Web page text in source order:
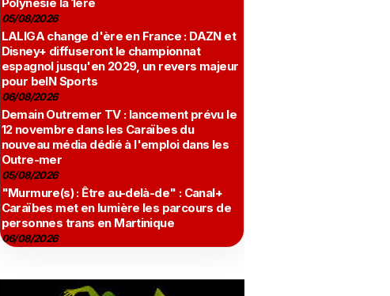
05/08/2026
LALIGA change d'ère en France : DAZN et
Disney+ diffuseront le championnat
espagnol jusqu'en 2029, un revers majeur
pour beIN Sports
06/08/2026
Demain Outremer TV : lancement prévu le
12 novembre dans les Caraïbes du
nouveau média dédié à l'emploi dans les
Outre-mer
05/08/2026
"Murmure(s) : Être au-delà-de" : Canal+
Caraïbes met en lumière les parcours de
personnes trans en Martinique
06/08/2026